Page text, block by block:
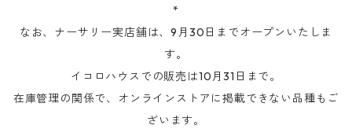
*
なお、ナーサリー実店舗は、9月30日までオープンいたしま
す。
イコロハウスでの販売は10月31日まで。
在庫管理の関係で、オンラインストアに掲載できない品種もご
ざいます。